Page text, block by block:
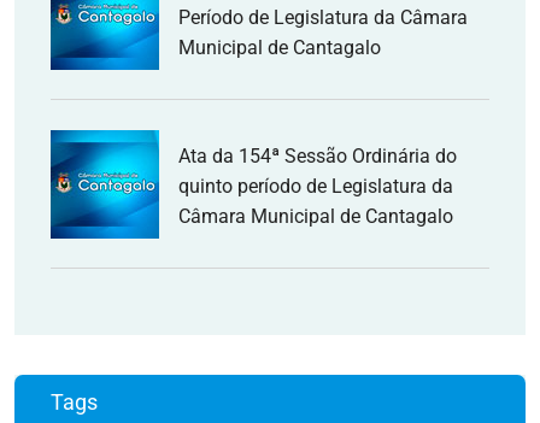
Período de Legislatura da Câmara
Municipal de Cantagalo
Ata da 154ª Sessão Ordinária do
quinto período de Legislatura da
Câmara Municipal de Cantagalo
Tags